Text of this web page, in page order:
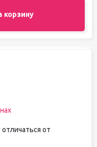
корзину
от